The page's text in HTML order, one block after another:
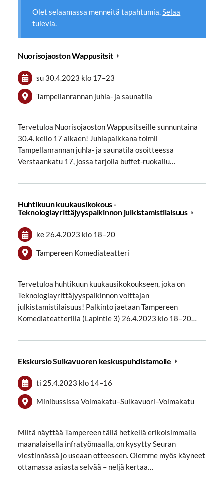
Olet selaamassa menneitä tapahtumia.Selaa
tulevia.
Nuorisojaoston Wappusitsit
su 30.4.2023 klo 17–23
Tampellanrannan juhla- ja saunatila
Tervetuloa Nuorisojaoston Wappusitseille sunnuntaina
30.4. kello 17 alkaen! Juhlapaikkana toimii
Tampellanrannan juhla- ja saunatila osoitteessa
Verstaankatu 17, jossa tarjolla buffet-ruokailu…
Huhtikuun kuukausikokous -
Teknologiayrittäjyyspalkinnon julkistamistilaisuus
ke 26.4.2023 klo 18–20
Tampereen Komediateatteri
Tervetuloa huhtikuun kuukausikokoukseen, joka on
Teknologiayrittäjyyspalkinnon voittajan
julkistamistilaisuus! Palkinto jaetaan Tampereen
Komediateatterilla (Lapintie 3) 26.4.2023 klo 18–20…
Ekskursio Sulkavuoren keskuspuhdistamolle
ti 25.4.2023 klo 14–16
Minibussissa Voimakatu–Sulkavuori–Voimakatu
Miltä näyttää Tampereen tällä hetkellä erikoisimmalla
maanalaisella infratyömaalla, on kysytty Seuran
viestinnässä jo useaan otteeseen. Olemme myös käyneet
ottamassa asiasta selvää – neljä kertaa…